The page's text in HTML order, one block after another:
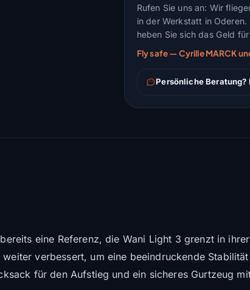
Rufen Sie uns an: Wir
in der Werkstatt in
heben Sie sich das Geld
Fly safe — Cyrille MARCK
Persönliche Beratung?
eine Referenz, die Wani Light 3 grenzt in
verbessert, um eine beeindruckende
für den Aufstieg und ein sicheres Gurtzeug